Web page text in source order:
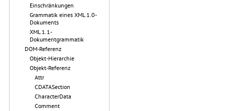
Einschränkungen
Grammatik eines XML 1.0-
Dokuments
XML 1.1-
Dokumentgrammatik
DOM-Referenz
Objekt-Hierarchie
Objekt-Referenz
Attr
CDATASection
CharacterData
Comment